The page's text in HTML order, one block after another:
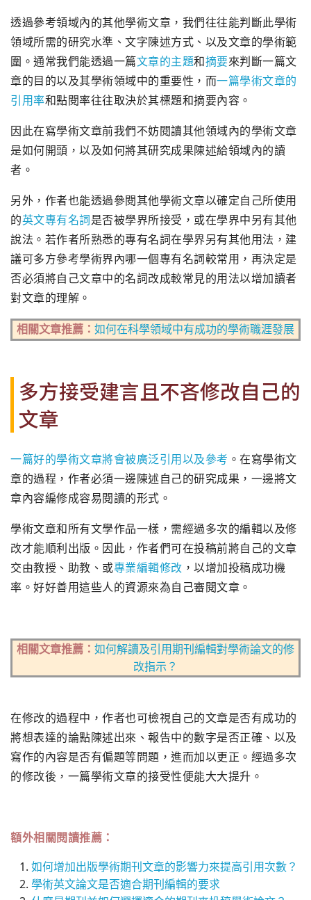
透過參考領域內的其他學術文章，我們往往能判斷此學術
領域所需的研究水準、文字陳述方式、以及文章的學術範
圍。通常我們能透過一篇文章的主題和摘要來判斷一篇文
章的目的以及其學術領域中的重要性，而一篇學術文章的
引用率和點閱率往往取決於其標題和摘要內容。
因此在寫學術文章前我們不妨閱讀其他領域內的學術文章
是如何開頭，以及如何將其研究成果陳述給領域內的讀
者。
另外，作者也能透過參閱其他學術文章以確定自己所使用
的英文專有名詞是否被學界所接受，或在學界中另有其他
說法。若作者所熟悉的專有名詞在學界另有其他用法，建
議可多方參考學術界內哪一個專有名詞較常用，再決定是
否必須將自己文章中的名詞改成較常見的用法以增加讀者
對文章的理解。
相關文章推薦： 如何在科學領域中有成功的學術職涯發展
多方接受建言且不吝修改自己的
文章
一篇好的學術文章將會被廣泛引用以及參考 。在寫學術文
章的過程，作者必須一邊陳述自己的研究成果，一邊將文
章內容編修成容易閱讀的形式。
學術文章和所有文學作品一樣，需經過多次的編輯以及修
改才能順利出版。因此，作者們可在投稿前將自己的文章
交由教授、助教、或專業編輯修改 ，以增加投稿成功機
率。好好善用這些人的資源來為自己審閱文章。
相關文章推薦： 如何解讀及引用期刊編輯對學術論文的修
改指示？
在修改的過程中，作者也可檢視自己的文章是否有成功的
將想表達的論點陳述出來、報告中的數字是否正確、以及
寫作的內容是否有偏題等問題，進而加以更正。經過多次
的修改後，一篇學術文章的接受性便能大大提升。
額外相關閱讀推薦：
如何增加出版學術期刊文章的影響力來提高引用次數？
學術英文論文是否適合期刊編輯的要求